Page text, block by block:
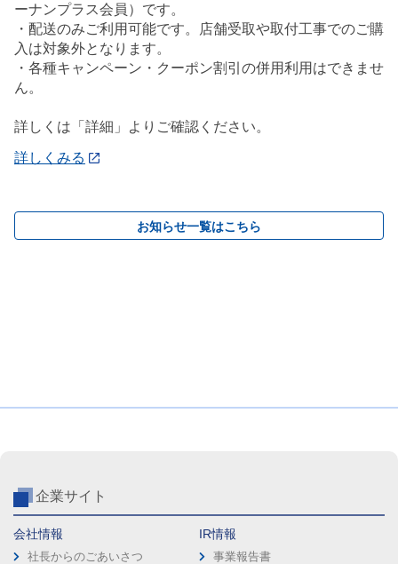
ーナンプラス会員）です。
・配送のみご利用可能です。店舗受取や取付工事でのご購
入は対象外となります。
・各種キャンペーン・クーポン割引の併用利用はできませ
ん。
詳しくは「詳細」よりご確認ください。
詳しくみる
お知らせ一覧はこちら
企業サイト
会社情報
社長からのごあいさつ
IR情報
事業報告書